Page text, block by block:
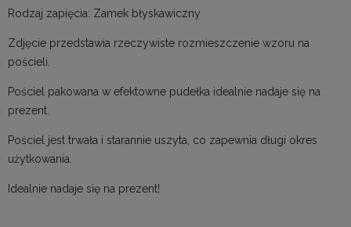
Rodzaj zapięcia: Zamek błyskawiczny
Zdjęcie przedstawia rzeczywiste rozmieszczenie wzoru na
pościeli.
Pościel pakowana w efektowne pudełka idealnie nadaje się na
prezent.
Pościel jest trwała i starannie uszyta, co zapewnia długi okres
użytkowania.
Idealnie nadaje się na prezent!